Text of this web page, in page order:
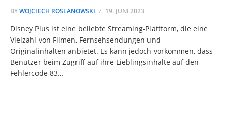
BYWOJCIECH ROSLANOWSKI 19. JUNI 2023
Disney Plus ist eine beliebte Streaming-Plattform, die eine
Vielzahl von Filmen, Fernsehsendungen und
Originalinhalten anbietet. Es kann jedoch vorkommen, dass
Benutzer beim Zugriff auf ihre Lieblingsinhalte auf den
Fehlercode 83…